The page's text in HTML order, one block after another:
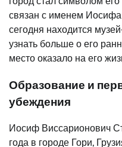
связан с именем
сегодня находится
узнать больше о его
место оказало на его
Образование и
убеждения
Иосиф Виссарионович
года в городе Гори,